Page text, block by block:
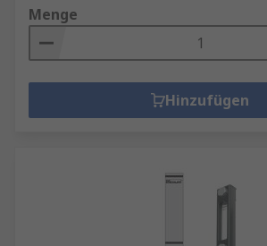
Menge
Hinzufügen